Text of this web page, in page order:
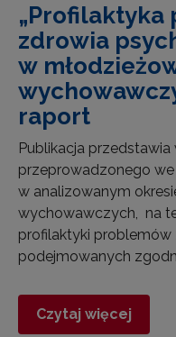
zdrowia
w
raport
Publikacja przedstawia
przeprowadzonego
w analizowanym
wychowawczych, na
profilaktyki problemów
podejmowanych
Czytaj więcej